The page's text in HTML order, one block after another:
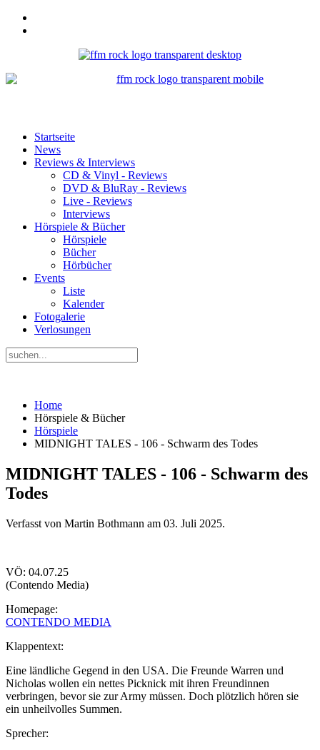
Startseite
News
Reviews & Interviews
CD & Vinyl - Reviews
DVD & BluRay - Reviews
Live - Reviews
Interviews
Hörspiele & Bücher
Hörspiele
Bücher
Hörbücher
Events
Liste
Kalender
Fotogalerie
Verlosungen
Home
Hörspiele & Bücher
Hörspiele
MIDNIGHT TALES - 106 - Schwarm des Todes
MIDNIGHT TALES - 106 - Schwarm des
Todes
Verfasst von Martin Bothmann am 03. Juli 2025.
VÖ: 04.07.25
(Contendo Media)
Homepage:
CONTENDO MEDIA
Klappentext:
Eine ländliche Gegend in den USA. Die Freunde Warren und
Nicholas wollen ein nettes Picknick mit ihren Freundinnen
verbringen, bevor sie zur Army müssen. Doch plötzlich hören sie
ein unheilvolles Summen.
Sprecher: